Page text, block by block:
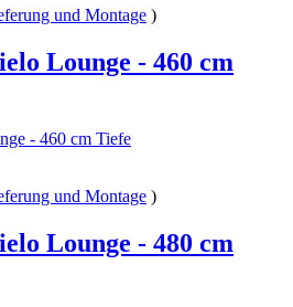
und Montage )
Lounge - 460 cm
und Montage )
Lounge - 480 cm